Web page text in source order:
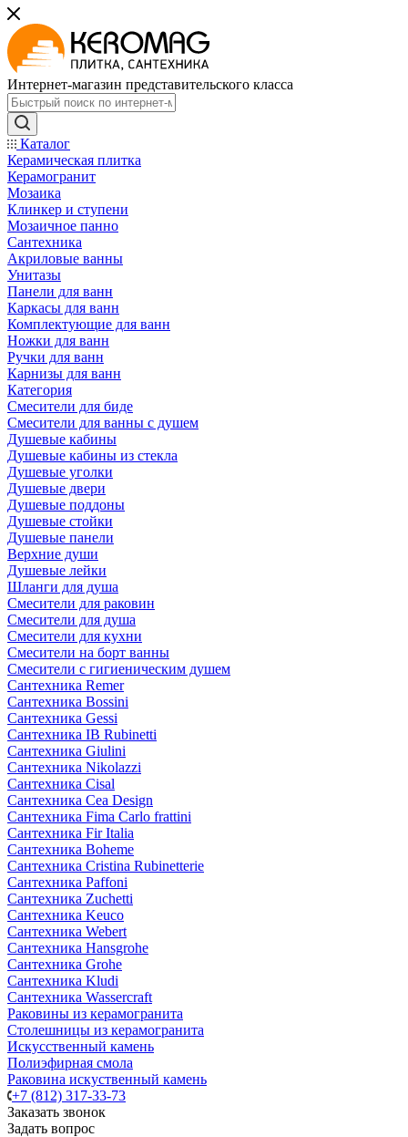
Интернет-магазин представительского класса
Каталог
Керамическая плитка
Керамогранит
Мозаика
Клинкер и ступени
Мозаичное панно
Сантехника
Акриловые ванны
Унитазы
Панели для ванн
Каркасы для ванн
Комплектующие для ванн
Ножки для ванн
Ручки для ванн
Карнизы для ванн
Категория
Смесители для биде
Смесители для ванны с душем
Душевые кабины
Душевые кабины из стекла
Душевые уголки
Душевые двери
Душевые поддоны
Душевые стойки
Душевые панели
Верхние души
Душевые лейки
Шланги для душа
Смесители для раковин
Смесители для душа
Смесители для кухни
Смесители на борт ванны
Смесители с гигиеническим душем
Сантехника Remer
Сантехника Bossini
Сантехника Gessi
Сантехника IB Rubinetti
Сантехника Giulini
Сантехника Nikolazzi
Сантехника Cisal
Сантехника Cea Design
Сантехника Fima Carlo frattini
Сантехника Fir Italia
Сантехника Boheme
Сантехника Cristina Rubinetterie
Сантехника Paffoni
Сантехника Zuchetti
Сантехника Keuco
Сантехника Webert
Сантехника Hansgrohe
Сантехника Grohe
Сантехника Kludi
Сантехника Wassercraft
Раковины из керамогранита
Столешницы из керамогранита
Искусственный камень
Полиэфирная смола
Раковина искуственный камень
+7 (812) 317-33-73
Заказать звонок
Задать вопрос